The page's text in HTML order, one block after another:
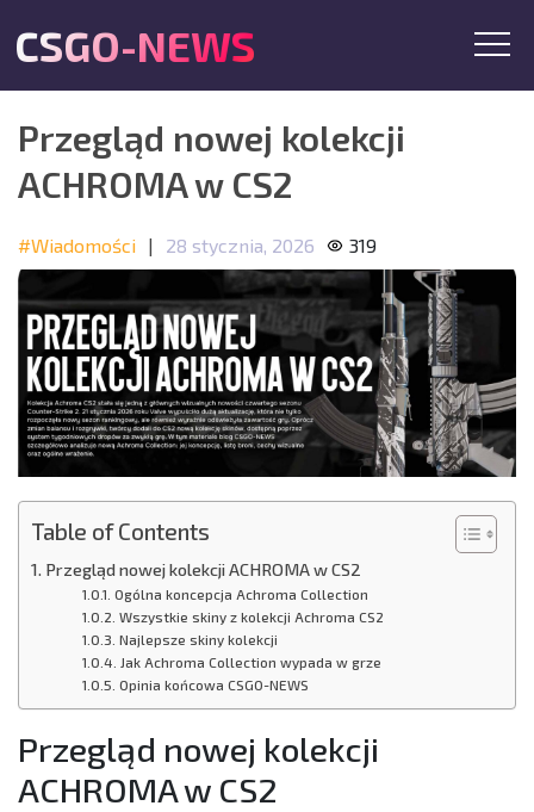
CSGO-NEWS
Przegląd nowej kolekcji
ACHROMA w CS2
#Wiadomości | 28 stycznia, 2026 319
Table of Contents
Przegląd nowej kolekcji ACHROMA w CS2
Ogólna koncepcja Achroma Collection
Wszystkie skiny z kolekcji Achroma CS2
Najlepsze skiny kolekcji
Jak Achroma Collection wypada w grze
Opinia końcowa CSGO-NEWS
Przegląd nowej kolekcji
ACHROMA w CS2